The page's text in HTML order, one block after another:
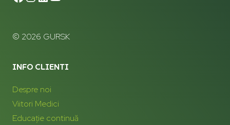
© 2026 GURSK
INFO CLIENTI
Despre noi
Viitori Medici
Educație continuă